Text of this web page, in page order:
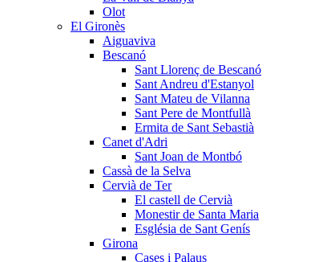
Olot
El Gironès
Aiguaviva
Bescanó
Sant Llorenç de Bescanó
Sant Andreu d'Estanyol
Sant Mateu de Vilanna
Sant Pere de Montfullà
Ermita de Sant Sebastià
Canet d'Adri
Sant Joan de Montbó
Cassà de la Selva
Cervià de Ter
El castell de Cervià
Monestir de Santa Maria
Església de Sant Genís
Girona
Cases i Palaus